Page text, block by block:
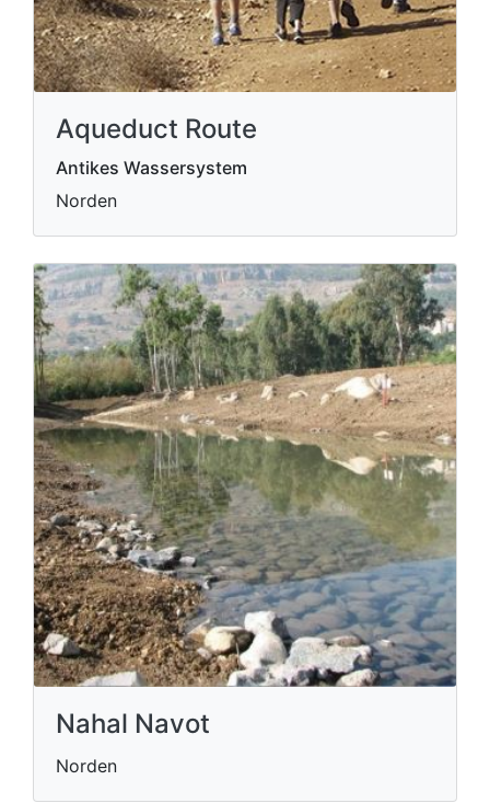
Aqueduct Route
Antikes Wassersystem
Norden
Nahal Navot
Norden